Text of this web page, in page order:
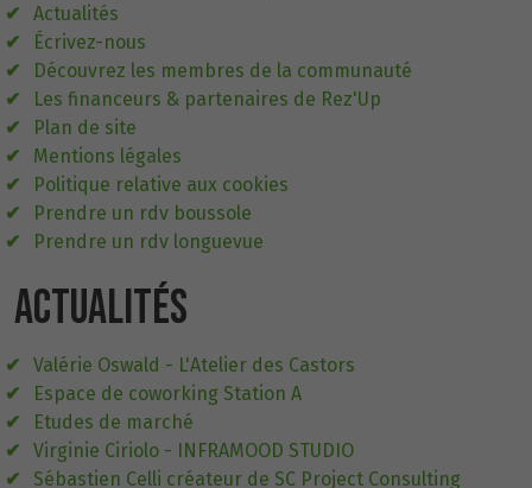
Actualités
Écrivez-nous
Découvrez les membres de la communauté
Les financeurs & partenaires de Rez'Up
Plan de site
Mentions légales
Politique relative aux cookies
Prendre un rdv boussole
Prendre un rdv longuevue
ACTUALITÉS
Valérie Oswald - L'Atelier des Castors
Espace de coworking Station A
Etudes de marché
Virginie Ciriolo - INFRAMOOD STUDIO
Sébastien Celli créateur de SC Project Consulting